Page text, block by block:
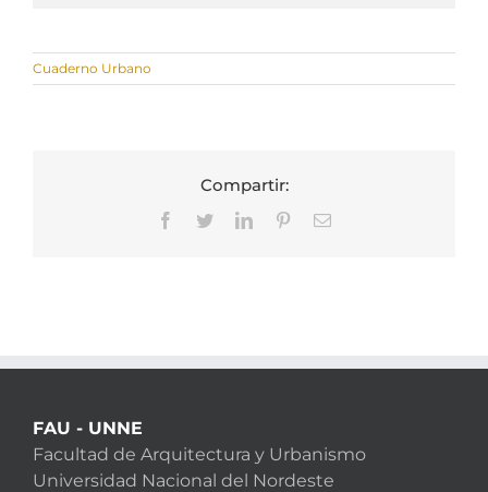
Cuaderno Urbano
Compartir:
Facebook
TwitterLinkedInPinterestCorreo
FAU - UNNE
Facultad de Arquitectura y Urbanismo
Universidad Nacional del Nordeste